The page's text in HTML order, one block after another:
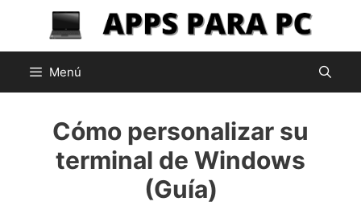
contenido
Menú
Cómo personalizar su
terminal de Windows
(Guía)